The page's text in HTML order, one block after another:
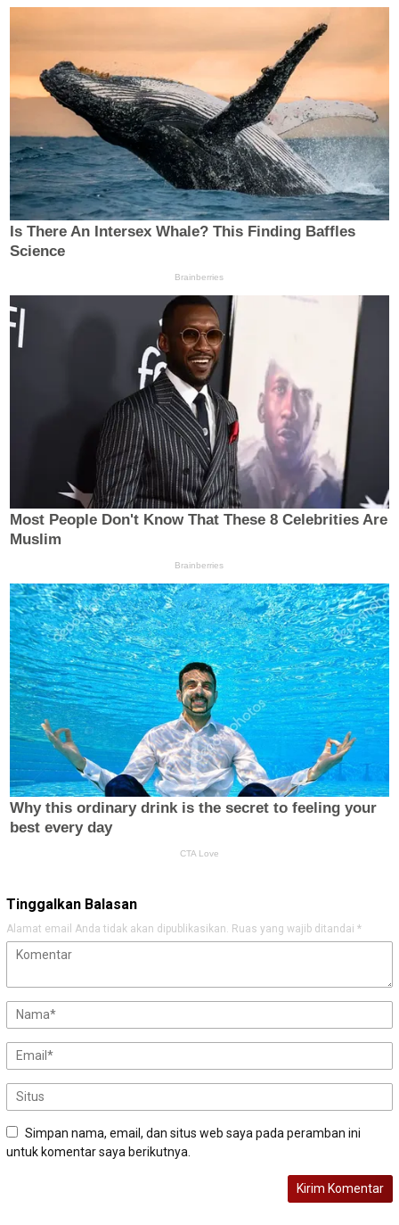
Tinggalkan Balasan
Alamat email Anda tidak akan dipublikasikan. Ruas yang wajib ditandai *
Simpan nama, email, dan situs web saya pada peramban ini
untuk komentar saya berikutnya.